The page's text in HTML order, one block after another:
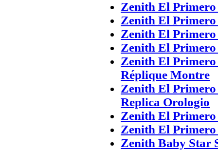
Zenith El Primero
Zenith El
Zenith El
Zenith El
Zenith El
Réplique Montre
Zenith El Primero
Replica Orologio
Zenith El Primero
Zenith El
Zenith Baby Star